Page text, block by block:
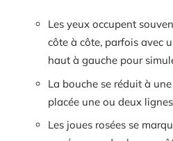
Les yeux occupent
côte à côte, parfois avec
haut à gauche pour
La bouche se réduit à
placée une ou deux
Les joues rosées se